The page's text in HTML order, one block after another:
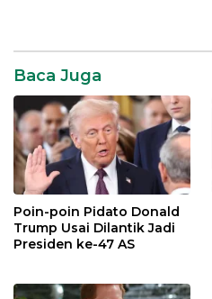
Baca Juga
Poin-poin Pidato Donald
Trump Usai Dilantik Jadi
Presiden ke-47 AS